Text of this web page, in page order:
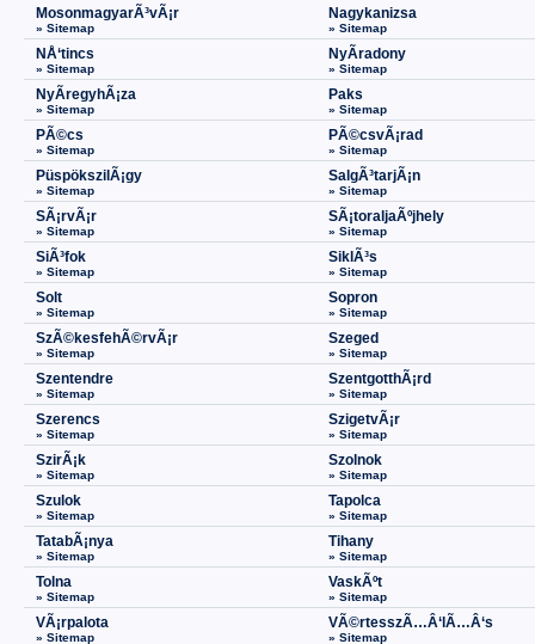
MosonmagyarÃ³vÃ¡r
» Sitemap
Nagykanizsa
» Sitemap
NÅ‘tincs
» Sitemap
NyÃ­radony
» Sitemap
NyÃ­regyhÃ¡za
» Sitemap
Paks
» Sitemap
PÃ©cs
» Sitemap
PÃ©csvÃ¡rad
» Sitemap
PüspökszilÃ¡gy
» Sitemap
SalgÃ³tarjÃ¡n
» Sitemap
SÃ¡rvÃ¡r
» Sitemap
SÃ¡toraljaÃºjhely
» Sitemap
SiÃ³fok
» Sitemap
SiklÃ³s
» Sitemap
Solt
» Sitemap
Sopron
» Sitemap
SzÃ©kesfehÃ©rvÃ¡r
» Sitemap
Szeged
» Sitemap
Szentendre
» Sitemap
SzentgotthÃ¡rd
» Sitemap
Szerencs
» Sitemap
SzigetvÃ¡r
» Sitemap
SzirÃ¡k
» Sitemap
Szolnok
» Sitemap
Szulok
» Sitemap
Tapolca
» Sitemap
TatabÃ¡nya
» Sitemap
Tihany
» Sitemap
Tolna
» Sitemap
VaskÃºt
» Sitemap
VÃ¡rpalota
» Sitemap
VÃ©rtesszÃ…Â‘lÃ…Â‘s
» Sitemap